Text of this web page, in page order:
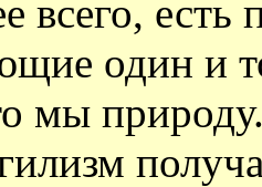
всего, есть
один и
мы